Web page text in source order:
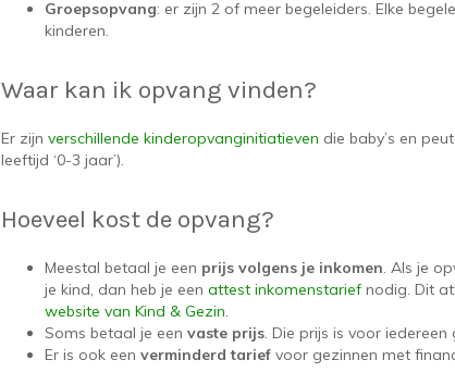
Groepsopvang: er zijn 2 of meer begeleiders. Elke
kinderen.
Waar kan ik opvang vinden?
Er zijn verschillende kinderopvanginitiatieven die baby’s en
leeftijd ‘0-3 jaar’).
Hoeveel kost de opvang?
Meestal betaal je een prijs volgens je inkomen. Als je
je kind, dan heb je een attest inkomenstarief nodig. Dit
website van Kind & Gezin.
Soms betaal je een vaste prijs. Die prijs is voor iedereen
Er is ook een verminderd tarief voor gezinnen met